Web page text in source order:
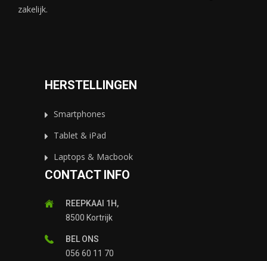
zakelijk.
HERSTELLINGEN
Smartphones
Tablet & iPad
Laptops & Macbook
CONTACT INFO
REEPKAAI 1H,
8500 Kortrijk
BEL ONS
056 60 11 70